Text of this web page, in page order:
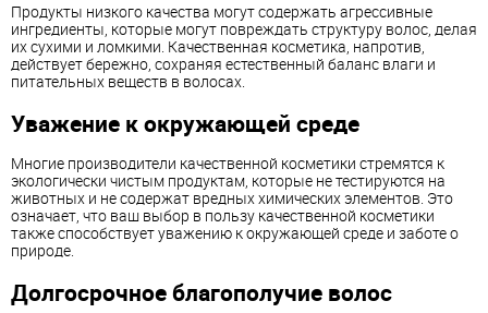
Продукты низкого качества могут содержать агрессивные
ингредиенты, которые могут повреждать структуру волос, делая
их сухими и ломкими. Качественная косметика, напротив,
действует бережно, сохраняя естественный баланс влаги и
питательных веществ в волосах.
Уважение к окружающей среде
Многие производители качественной косметики стремятся к
экологически чистым продуктам, которые не тестируются на
животных и не содержат вредных химических элементов. Это
означает, что ваш выбор в пользу качественной косметики
также способствует уважению к окружающей среде и заботе о
природе.
Долгосрочное благополучие волос